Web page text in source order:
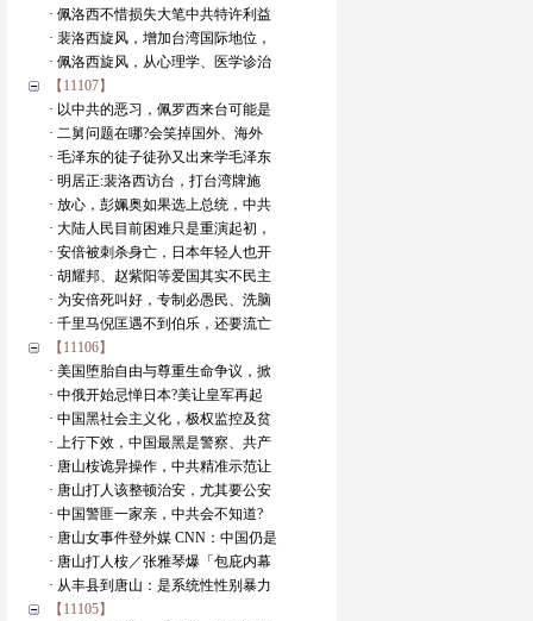
· 佩洛西不惜损失大笔中共特许利益
· 裴洛西旋风，增加台湾国际地位，
· 佩洛西旋风，从心理学、医学诊治
【11107】
· 以中共的恶习，佩罗西来台可能是
· 二舅问题在哪?会笑掉国外、海外
· 毛泽东的徒子徒孙又出来学毛泽东
· 明居正:裴洛西访台，打台湾牌施
· 放心，彭姵奥如果选上总统，中共
· 大陆人民目前困难只是重演起初，
· 安倍被刺杀身亡，日本年轻人也开
· 胡耀邦、赵紫阳等爱国其实不民主
· 为安倍死叫好，专制必愚民、洗脑
· 千里马倪匡遇不到伯乐，还要流亡
【11106】
· 美国堕胎自由与尊重生命争议，掀
· 中俄开始忌惮日本?美让皇军再起
· 中国黑社会主义化，极权监控及贫
· 上行下效，中国最黑是警察、共产
· 唐山桉诡异操作，中共精准示范让
· 唐山打人该整顿治安，尤其要公安
· 中国警匪一家亲，中共会不知道?
· 唐山女事件登外媒 CNN：中国仍是
· 唐山打人桉／张雅琴爆「包庇内幕
· 从丰县到唐山：是系统性性别暴力
【11105】